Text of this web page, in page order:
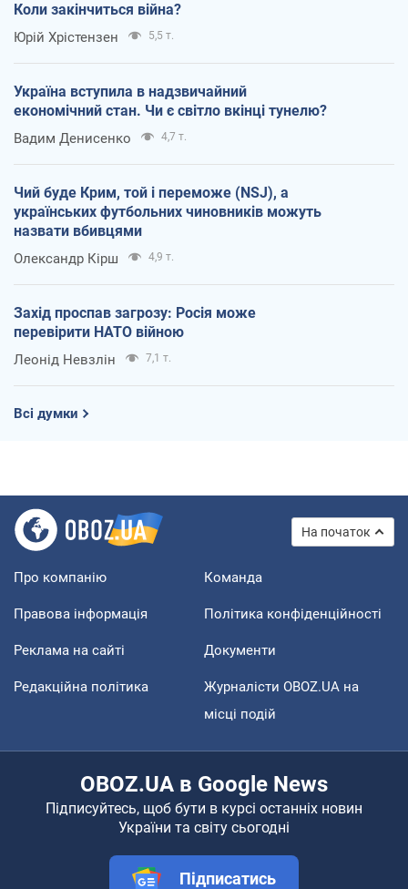
Коли закінчиться війна?
Юрій Хрістензен 5,5 т.
Україна вступила в надзвичайний
економічний стан. Чи є світло вкінці тунелю?
Вадим Денисенко 4,7 т.
Чий буде Крим, той і переможе (NSJ), а
українських футбольних чиновників можуть
назвати вбивцями
Олександр Кірш 4,9 т.
Захід проспав загрозу: Росія може
перевірити НАТО війною
Леонід Невзлін 7,1 т.
Всі думки
На початок
Про компанію Команда
Правова інформація Політика конфіденційності
Реклама на сайті Документи
Редакційна політика
Журналісти OBOZ.UA на
місці подій
OBOZ.UA в Google News
Підписуйтесь, щоб бути в курсі останніх новин
України та світу сьогодні
Підписатись